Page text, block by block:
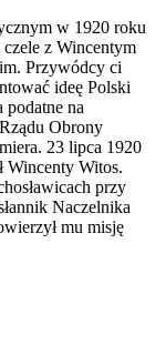
w 1920 roku
z Wincentym
Przywódcy ci
ideę Polski
podatne na
Obrony
23 lipca 1920
Wincenty Witos.
przy
Naczelnika
mu misję